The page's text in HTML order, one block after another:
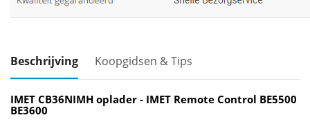
Beschrijving Koopgidsen & Tips
IMET CB36NIMH oplader - IMET Remote Control BE5500
BE3600